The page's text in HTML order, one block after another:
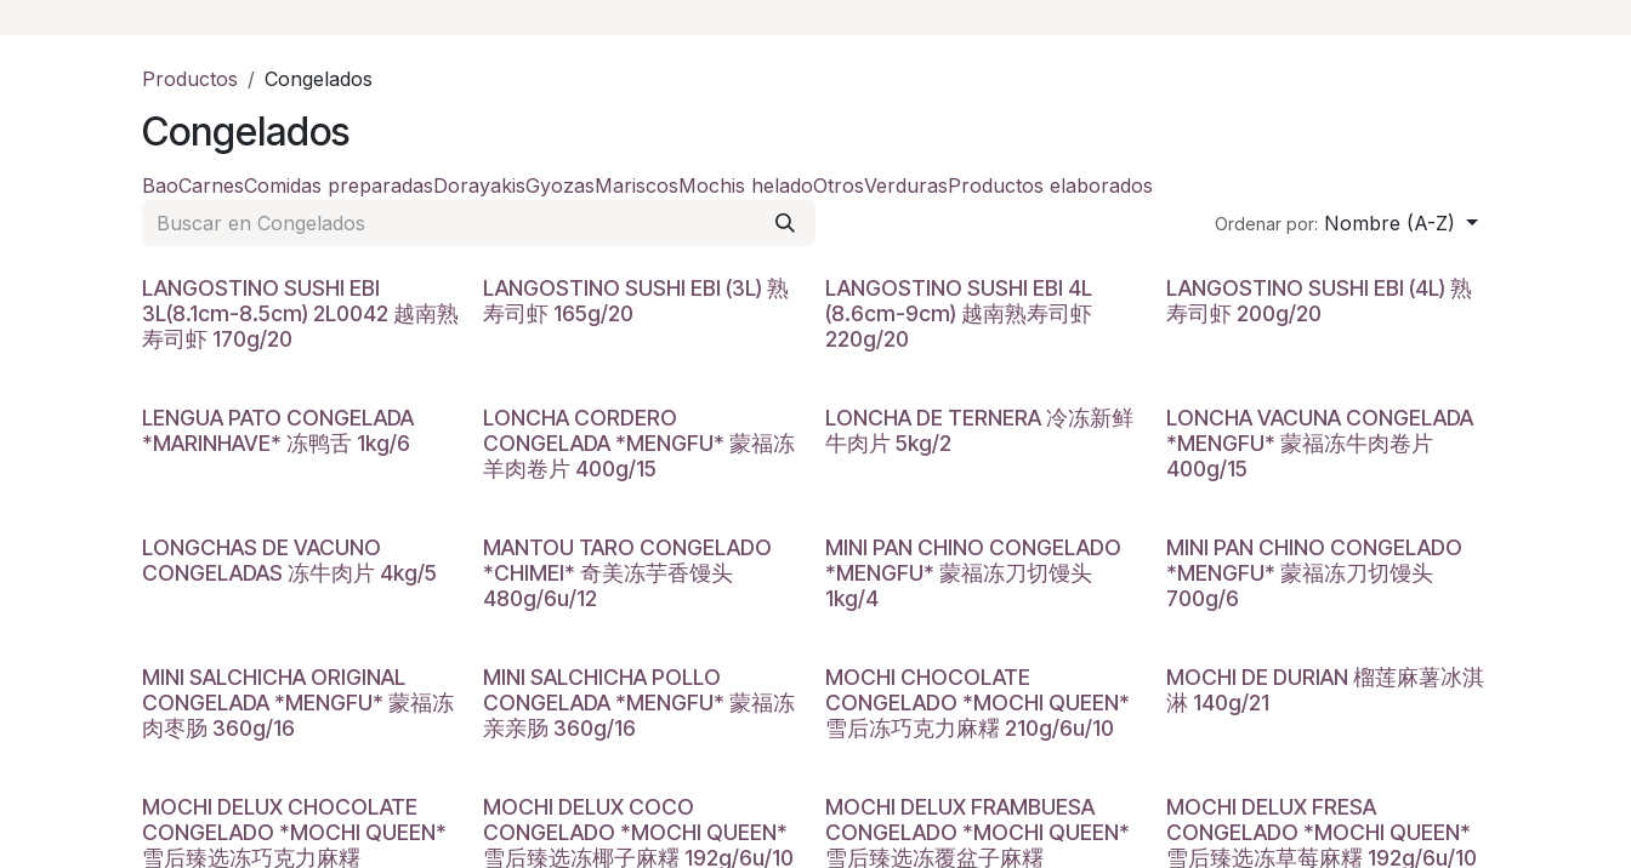
Productos Congelados
Congelados
BaoCarnesComidas preparadasDorayakisGyozasMariscosMochis heladoOtrosVerdurasProductos elaborados
Ordenar por: Nombre (A-Z)
LANGOSTINO SUSHI EBI
3L(8.1cm-8.5cm) 2L0042 越南熟
寿司虾 170g/20
LANGOSTINO SUSHI EBI (3L) 熟
寿司虾 165g/20
LANGOSTINO SUSHI EBI 4L
(8.6cm-9cm) 越南熟寿司虾
220g/20
LANGOSTINO SUSHI EBI (4L) 熟
寿司虾 200g/20
LENGUA PATO CONGELADA
*MARINHAVE* 冻鸭舌 1kg/6
LONCHA CORDERO
CONGELADA *MENGFU* 蒙福冻
羊肉卷片 400g/15
LONCHA DE TERNERA 冷冻新鲜
牛肉片 5kg/2
LONCHA VACUNA CONGELADA
*MENGFU* 蒙福冻牛肉卷片
400g/15
LONGCHAS DE VACUNO
CONGELADAS 冻牛肉片 4kg/5
MANTOU TARO CONGELADO
*CHIMEI* 奇美冻芋香馒头
480g/6u/12
MINI PAN CHINO CONGELADO
*MENGFU* 蒙福冻刀切馒头
1kg/4
MINI PAN CHINO CONGELADO
*MENGFU* 蒙福冻刀切馒头
700g/6
MINI SALCHICHA ORIGINAL
CONGELADA *MENGFU* 蒙福冻
肉枣肠 360g/16
MINI SALCHICHA POLLO
CONGELADA *MENGFU* 蒙福冻
亲亲肠 360g/16
MOCHI CHOCOLATE
CONGELADO *MOCHI QUEEN*
雪后冻巧克力麻糬 210g/6u/10
MOCHI DE DURIAN 榴莲麻薯冰淇
淋 140g/21
MOCHI DELUX CHOCOLATE
CONGELADO *MOCHI QUEEN*
雪后臻选冻巧克力麻糬
MOCHI DELUX COCO
CONGELADO *MOCHI QUEEN*
雪后臻选冻椰子麻糬 192g/6u/10
MOCHI DELUX FRAMBUESA
CONGELADO *MOCHI QUEEN*
雪后臻选冻覆盆子麻糬
MOCHI DELUX FRESA
CONGELADO *MOCHI QUEEN*
雪后臻选冻草莓麻糬 192g/6u/10